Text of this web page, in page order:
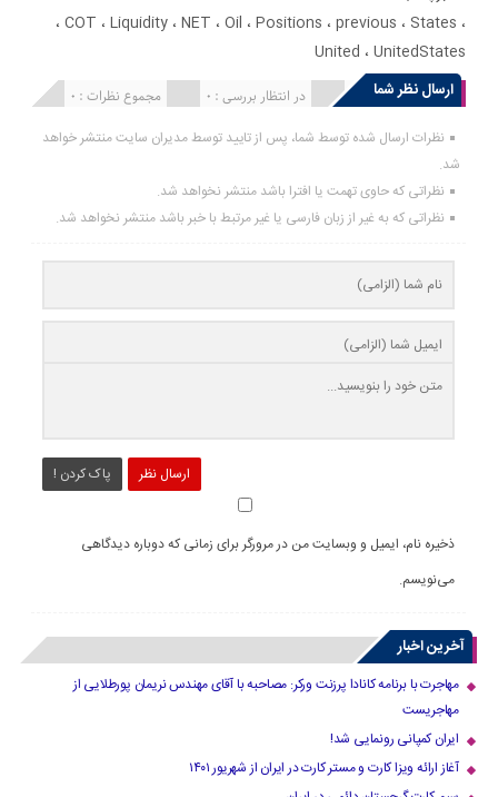
، COT ، Liquidity، NET ، Oil ، Positions ، previous ، States ،
United ، UnitedStates
ارسال نظر شما
مجموع نظرات : 0 در انتظار بررسی : 0 انتشار یافته : 0
نظرات ارسال شده توسط شما، پس از تایید توسط مدیران سایت منتشر خواهد
شد.
نظراتی که حاوی تهمت یا افترا باشد منتشر نخواهد شد.
نظراتی که به غیر از زبان فارسی یا غیر مرتبط با خبر باشد منتشر نخواهد شد.
ارسال نظر پاک کردن !
ذخیره نام، ایمیل و وبسایت من در مرورگر برای زمانی که دوباره دیدگاهی
می‌نویسم.
آخرین اخبار
مهاجرت با برنامه کانادا پرزنت ورکر: مصاحبه با آقای مهندس نریمان پورطلایی از
مهاجریست
ایران کمپانی رونمایی شد!
آغاز ارائه ویزا کارت و مستر کارت در ایران از شهریور ۱۴۰۱